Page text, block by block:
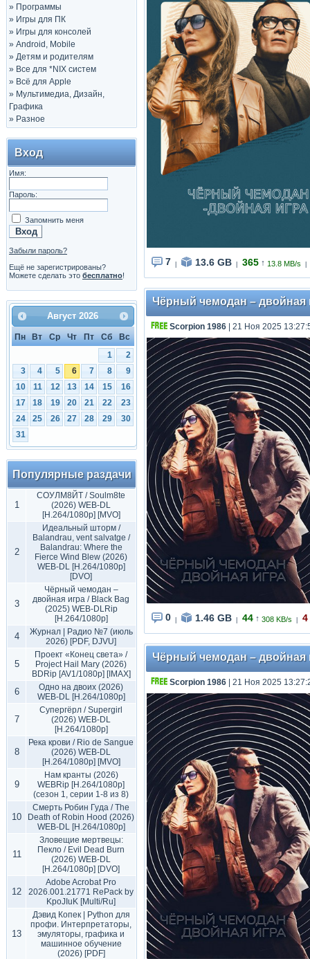
» Программы
» Игры для ПК
» Игры для консолей
» Android, Mobile
» Детям и родителям
» Все для *NIX систем
» Всё для Apple
» Мультимедиа, Дизайн,
Графика
» Разное
Вход
Имя:
Пароль:
Запомнить меня
Забыли пароль?
Ещё не зарегистрированы?
Можете сделать это бесплатно!
Август 2026
Пн Вт Ср Чт Пт Сб
Вс
1
2
3
4 5 6 7 8
9
10
11 12 13 14 15
16
17
18 19 20 21 22
23
24
25 26 27 28 29
30
31
Популярные раздачи
1
СОУЛМ8ЙТ / Soulm8te
(2026) WEB-DL
[H.264/1080p] [MVO]
2
Идеальный шторм /
Balandrau, vent salvatge /
Balandrau: Where the
Fierce Wind Blew (2026)
WEB-DL [H.264/1080p]
[DVO]
3
Чёрный чемодан –
двойная игра / Black Bag
(2025) WEB-DLRip
[H.264/1080p]
4
Журнал | Радио №7 (июль
2026) [PDF, DJVU]
5
Проект «Конец света» /
Project Hail Mary (2026)
BDRip [AV1/1080p] [IMAX]
6
Одно на двоих (2026)
WEB-DL [H.264/1080p]
7
Супергёрл / Supergirl
(2026) WEB-DL
[H.264/1080p]
8
Река крови / Rio de Sangue
(2026) WEB-DL
[H.264/1080p] [MVO]
9
Нам кранты (2026)
WEBRip [H.264/1080p]
(сезон 1, серии 1-8 из 8)
10
Смерть Робин Гуда / The
Death of Robin Hood (2026)
WEB-DL [H.264/1080p]
11
Зловещие мертвецы:
Пекло / Evil Dead Burn
(2026) WEB-DL
[H.264/1080p] [DVO]
12
Adobe Acrobat Pro
2026.001.21771 RePack by
KpoJIuK [Multi/Ru]
13
Дэвид Копек | Python для
профи. Интерпретаторы,
эмуляторы, графика и
машинное обучение
(2026) [PDF]
7 13.6 GB 365 ↑ 13.8 MB/s
Чёрный чемодан – двойная
Scorpion 1986 | 21 Ноя 2025
0 1.46 GB 44 ↑ 308 KB/s 4
Чёрный чемодан – двойная
Scorpion 1986 | 21 Ноя 2025